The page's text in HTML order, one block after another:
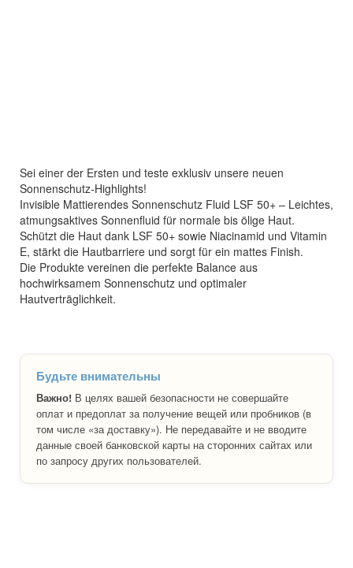
Sei einer der Ersten und teste exklusiv unsere neuen
Sonnenschutz-Highlights!
Invisible Mattierendes Sonnenschutz Fluid LSF 50+ – Leichtes,
atmungsaktives Sonnenfluid für normale bis ölige Haut.
Schützt die Haut dank LSF 50+ sowie Niacinamid und Vitamin
E, stärkt die Hautbarriere und sorgt für ein mattes Finish.
Die Produkte vereinen die perfekte Balance aus
hochwirksamem Sonnenschutz und optimaler
Hautverträglichkeit.
Будьте внимательны
Важно! В целях вашей безопасности не совершайте
оплат и предоплат за получение вещей или пробников (в
том числе «за доставку»). Не передавайте и не вводите
данные своей банковской карты на сторонних сайтах или
по запросу других пользователей.